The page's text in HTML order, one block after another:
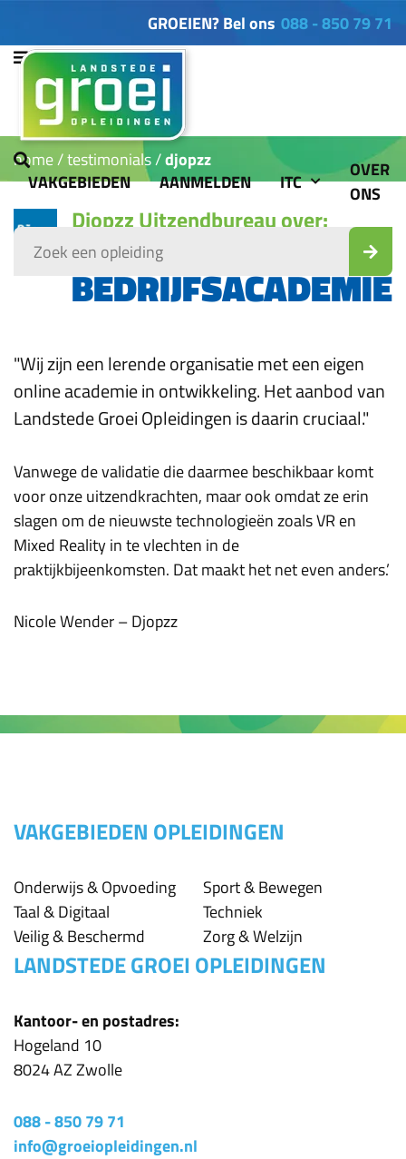
GROEIEN? Bel ons 088 - 850 79 71
VAKGEBIEDEN AANMELDEN ITC
OVER
ONS
home testimonials djopzz
Djopzz Uitzendbureau over:
EIGEN
BEDRIJFSACADEMIE
"Wij zijn een lerende organisatie met een eigen
online academie in ontwikkeling. Het aanbod van
Landstede Groei Opleidingen is daarin cruciaal."
Vanwege de validatie die daarmee beschikbaar komt
voor onze uitzendkrachten, maar ook omdat ze erin
slagen om de nieuwste technologieën zoals VR en
Mixed Reality in te vlechten in de
praktijkbijeenkomsten. Dat maakt het net even anders.’
Nicole Wender – Djopzz
VAKGEBIEDEN OPLEIDINGEN
Onderwijs & Opvoeding
Sport & Bewegen
Taal & Digitaal
Techniek
Veilig & Beschermd
Zorg & Welzijn
LANDSTEDE GROEI OPLEIDINGEN
Kantoor- en postadres:
Hogeland 10
8024 AZ Zwolle
088 - 850 79 71
info@groeiopleidingen.nl